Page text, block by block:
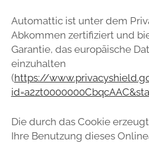
Automattic ist unter dem
Abkommen zertifiziert und
Garantie, das europäische
einzuhalten
(https://
Die durch das Cookie
Ihre Benutzung dieses